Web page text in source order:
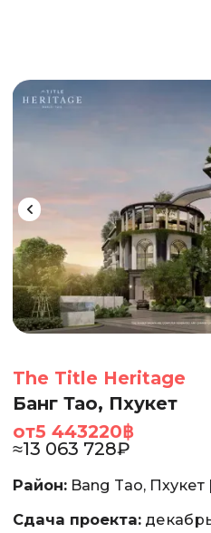
The Title Heritage
Банг Тао, Пхукет
от5 443220฿
≈13 063 728₽
Район:Bang Tao, Пхукет |
Сдача проекта: